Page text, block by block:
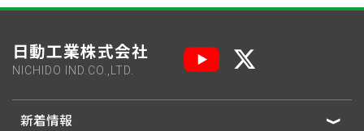
日動工業株式会社
NICHIDO IND.CO.,LTD.
新着情報